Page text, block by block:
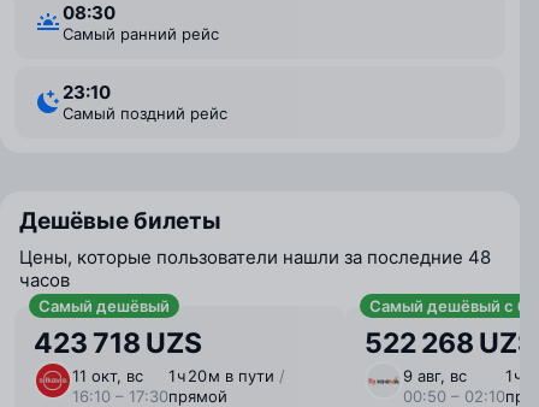
08:30
Самый ранний рейс
23:10
Самый поздний рейс
Дешёвые билеты
Цены, которые пользователи нашли за последние 48
часов
Самый дешёвый
423 718 UZS
11 окт, вс
16:10 – 17:30
1 ⁠ч 20 ⁠м в пути /
прямой
Самый дешёвый с
522 268 UZS
9 авг, вс
00:50 – 02:10
1 ⁠ч